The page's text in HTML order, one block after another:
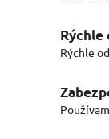
Rýchle
Rýchle